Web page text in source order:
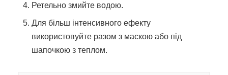
Ретельно змийте водою.
Для більш інтенсивного ефекту
використовуйте разом з маскою або під
шапочкою з теплом.